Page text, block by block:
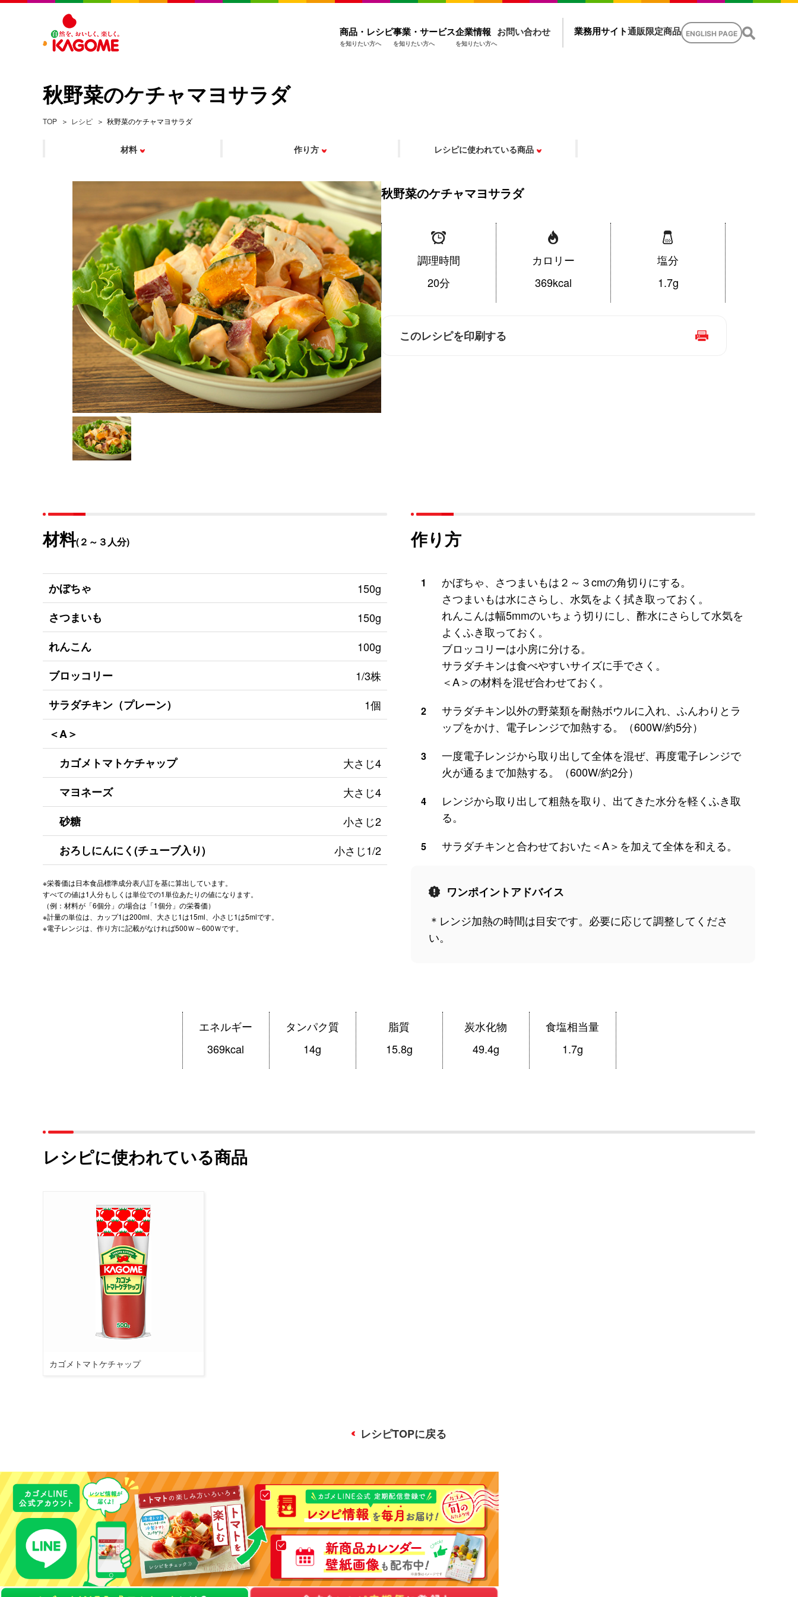
商品・レシピ
を知りたい方へ
事業・サービス
を知りたい方へ
企業情報
を知りたい方へ
お問い合わせ 業務用サイト通販限定商品 ENGLISH PAGE
秋野菜のケチャマヨサラダ
TOP レシピ 秋野菜のケチャマヨサラダ
材料 作り方 レシピに使われている商品
秋野菜のケチャマヨサラダ
調理時間
20分
カロリー
369kcal
塩分
1.7g
このレシピを印刷する
材料(２～３人分)
かぼちゃ
150g
さつまいも
150g
れんこん
100g
ブロッコリー
1/3株
サラダチキン（プレーン）
1個
＜A＞
カゴメトマトケチャップ
大さじ4
マヨネーズ
大さじ4
砂糖
小さじ2
おろしにんにく(チューブ入り)
小さじ1/2
※栄養価は日本食品標準成分表八訂を基に算出しています。
すべての値は1人分もしくは単位での1単位あたりの値になります。
（例：材料が「6個分」の場合は「1個分」の栄養価）
※計量の単位は、カップ1は200ml、大さじ1は15ml、小さじ1は5mlです。
※電子レンジは、作り方に記載がなければ500Ｗ～600Ｗです。
作り方
1
かぼちゃ、さつまいもは２～３cmの角切りにする。
さつまいもは水にさらし、水気をよく拭き取っておく。
れんこんは幅5mmのいちょう切りにし、酢水にさらして水気を
よくふき取っておく。
ブロッコリーは小房に分ける。
サラダチキンは食べやすいサイズに手でさく。
＜A＞の材料を混ぜ合わせておく。
2
サラダチキン以外の野菜類を耐熱ボウルに入れ、ふんわりとラ
ップをかけ、電子レンジで加熱する。（600W/約5分）
3
一度電子レンジから取り出して全体を混ぜ、再度電子レンジで
火が通るまで加熱する。（600W/約2分）
4
レンジから取り出して粗熱を取り、出てきた水分を軽くふき取
る。
5 サラダチキンと合わせておいた＜A＞を加えて全体を和える。
ワンポイントアドバイス
＊レンジ加熱の時間は目安です。必要に応じて調整してくださ
い。
エネルギー
369kcal
タンパク質
14g
脂質
15.8g
炭水化物
49.4g
食塩相当量
1.7g
レシピに使われている商品
カゴメトマトケチャップ
レシピTOPに戻る